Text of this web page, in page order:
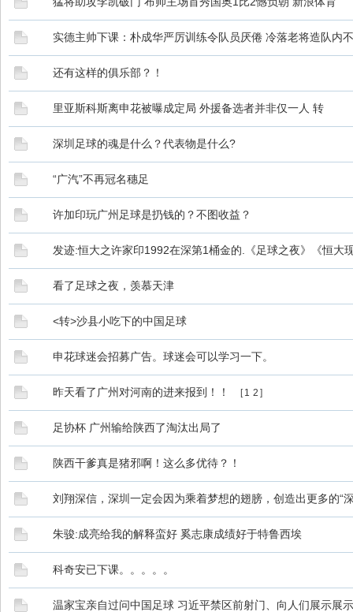
实德主帅下课：朴成华严厉训练令队员厌倦 冷落老将造队内
还有这样的俱乐部？！
里亚斯科斯离申花被曝成定局 外援备选者并非仅一人 转
深圳足球的魂是什么？代表物是什么?
“广汽”不再冠名穗足
许加印玩广州足球是扔钱的？不图收益？
发迹:恒大之许家印1992在深第1桶金的.《足球之夜》《恒大
看了足球之夜，羡慕天津
<转>沙县小吃下的中国足球
申花球迷会招募广告。球迷会可以学习一下。
昨天看了广州对河南的进来报到！！ [ 1 2 ]
足协杯 广州输给陕西了淘汰出局了
陕西干爹真是猪邪啊！这么多优待？！
刘翔深信，深圳一定会因为乘着梦想的翅膀，创造出更多的“
朱骏:成亮给我的解释蛮好 奚志康成绩好于特鲁西埃
科奇安已下课。。。。。
温家宝亲自过问中国足球 习近平禁区前射门、向人们展示展